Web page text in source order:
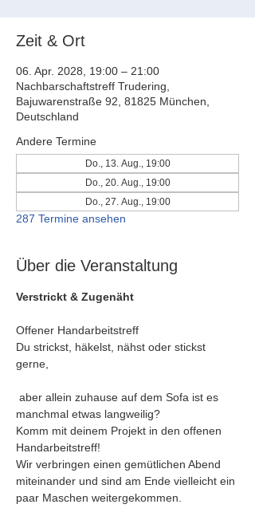
Zeit & Ort
06. Apr. 2028, 19:00 – 21:00
Nachbarschaftstreff Trudering,
Bajuwarenstraße 92, 81825 München,
Deutschland
Andere Termine
Do., 13. Aug., 19:00
Do., 20. Aug., 19:00
Do., 27. Aug., 19:00
287 Termine ansehen
Über die Veranstaltung
Verstrickt & Zugenäht
Offener Handarbeitstreff
Du strickst, häkelst, nähst oder stickst
gerne,
manchmal etwas langweilig?
Komm mit deinem Projekt in den offenen
Handarbeitstreff!
Wir verbringen einen gemütlichen Abend
miteinander und sind am Ende vielleicht ein
paar Maschen weitergekommen.